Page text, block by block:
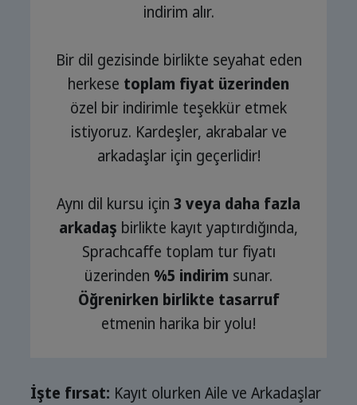
indirim alır.
Bir dil gezisinde birlikte seyahat eden
herkese toplam fiyat üzerinden
özel bir indirimle teşekkür etmek
istiyoruz. Kardeşler, akrabalar ve
arkadaşlar için geçerlidir!
Aynı dil kursu için 3 veya daha fazla
arkadaş birlikte kayıt yaptırdığında,
Sprachcaffe toplam tur fiyatı
üzerinden %5 indirim sunar.
Öğrenirken birlikte tasarruf
etmenin harika bir yolu!
İşte fırsat: Kayıt olurken Aile ve Arkadaşlar